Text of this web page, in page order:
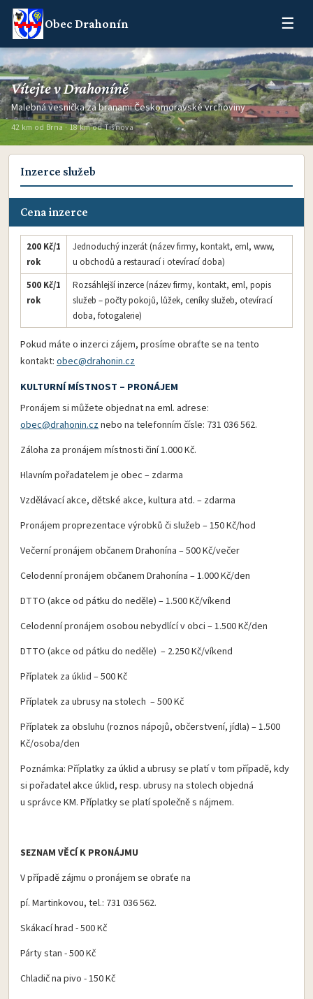
Obec Drahonín ☰
Vítejte v Drahoníně
Malebná vesnička za branami Českomoravské vrchoviny
42 km od Brna · 18 km od Tišnova
Inzerce služeb
Cena inzerce
200 Kč/1
rok
Jednoduchý inzerát (název firmy, kontakt, eml, www,
u obchodů a restaurací i otevírací doba)
500 Kč/1
rok
Rozsáhlejší inzerce (název firmy, kontakt, eml, popis
služeb – počty pokojů, lůžek, ceníky služeb, otevírací
doba, fotogalerie)
Pokud máte o inzerci zájem, prosíme obraťte se na tento
kontakt: obec@drahonin.cz
KULTURNÍ MÍSTNOST – PRONÁJEM
Pronájem si můžete objednat na eml. adrese:
obec@drahonin.cznebo na telefonním čísle: 731 036 562.
Záloha za pronájem místnosti činí 1.000 Kč.
Hlavním pořadatelem je obec – zdarma
Vzdělávací akce, dětské akce, kultura atd. – zdarma
Pronájem proprezentace výrobků či služeb – 150 Kč/hod
Večerní pronájem občanem Drahonína – 500 Kč/večer
Celodenní pronájem občanem Drahonína – 1.000 Kč/den
DTTO (akce od pátku do neděle) – 1.500 Kč/víkend
Celodenní pronájem osobou nebydlící v obci – 1.500 Kč/den
DTTO (akce od pátku do neděle) – 2.250 Kč/víkend
Příplatek za úklid – 500 Kč
Příplatek za ubrusy na stolech – 500 Kč
Příplatek za obsluhu (roznos nápojů, občerstvení, jídla) – 1.500
Kč/osoba/den
Poznámka: Příplatky za úklid a ubrusy se platí v tom případě, kdy
si pořadatel akce úklid, resp. ubrusy na stolech objedná
u správce KM. Příplatky se platí společně s nájmem.
SEZNAM VĚCÍ K PRONÁJMU
V případě zájmu o pronájem se obraťe na
pí. Martinkovou, tel.: 731 036 562.
Skákací hrad - 500 Kč
Párty stan - 500 Kč
Chladič na pivo - 150 Kč